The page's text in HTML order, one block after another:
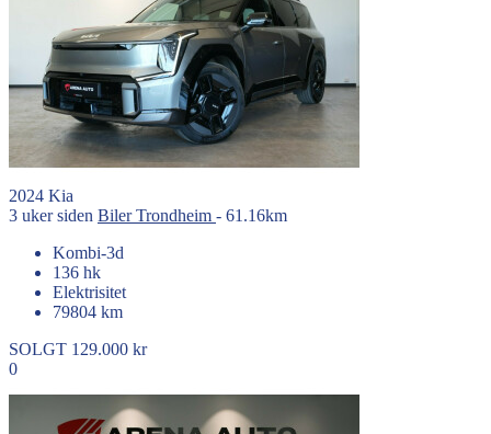
2024 Kia
3 uker siden BilerTrondheim - 61.16km
Kombi-3d
136 hk
Elektrisitet
79804 km
SOLGT 129.000 kr
0